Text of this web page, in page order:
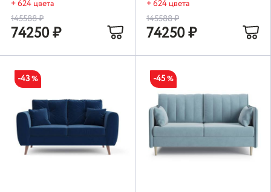
+ 624 цвета
145588₽
74250₽
+ 624 цвета
145588₽
74250₽
-43% -45%